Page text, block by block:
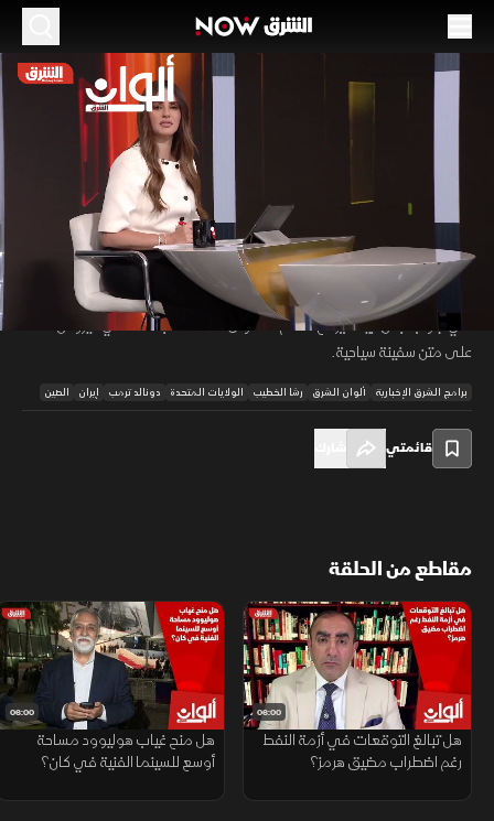
52:40
ترمب في الصين.. وتصاعد أزمة إيران ومضيق هرمز
ألوان الشرق
تحمل قمة ترمب وشي جين بينغ في بكين اختباراً حساساً لمستقبل العلاقة بين
أكبر اقتصادين في العالم، وسط تصاعد أزمة إيران ومضيق هرمز وتراجع توقعات
الطلب على النفط، بالتزامن مع انخفاض المخزونات العالمية وتصعيد عسكري
في جنوب لبنان، بينما يرفع العالم مستوى الاستعداد بعد تفشي فيروس هانتا
على متن سفينة سياحية.
برامج الشرق الإخبارية ألوان الشرق رشا الخطيب الولايات المتحدة دونالد ترمب إيران الصين
قائمتي
مقاطع من الحلقة
06:00
هل تبالغ التوقعات في أزمة النفط
رغم اضطراب مضيق هرمز؟
06:00
هل منح غياب هوليوود مساحة
أوسع للسينما الفنية في كان؟